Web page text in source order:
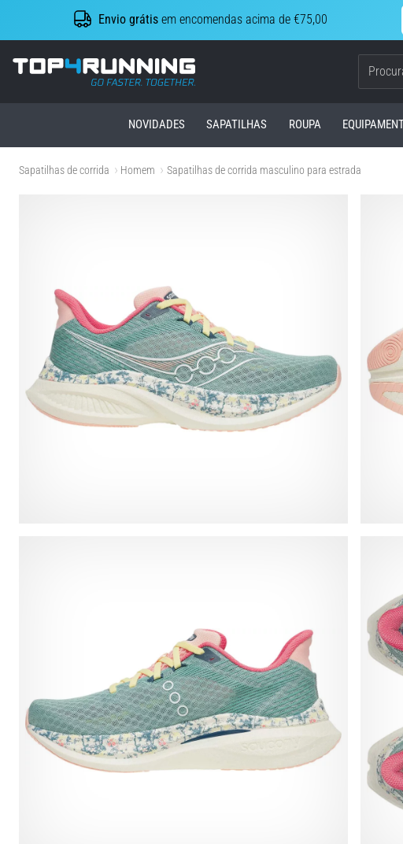
Envio grátis em encomendas acima de €75,00
Top4Running.pt
NOVIDADES SAPATILHAS ROUPA
Sapatilhas de corrida Homem Sapatilhas de corrida masculino para estrada